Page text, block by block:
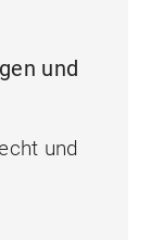
und
und